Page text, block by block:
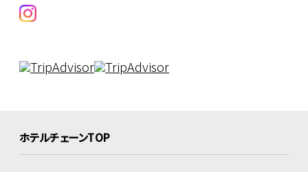
ホテルチェーンTOP